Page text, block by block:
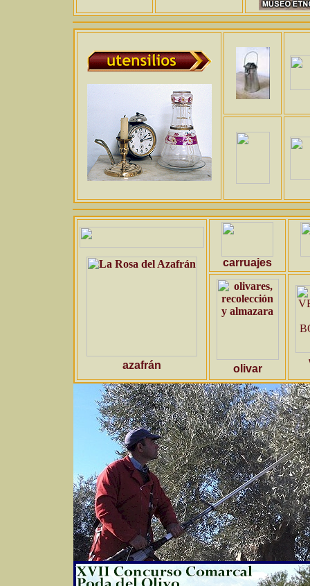
azafrán
carruajes
olivar